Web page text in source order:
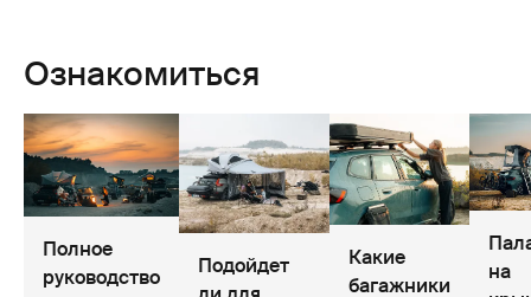
Ознакомиться
Полное
руководство
Подойдет
Какие
багажники
на